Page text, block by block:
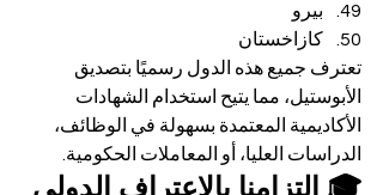
بيرو
كازاخستان
تعترف جميع هذه الدول رسميًا بتصديق
الأبوستيل، مما يتيح استخدام الشهادات
الأكاديمية المعتمدة بسهولة في الوظائف،
الدراسات العليا، أو المعاملات الحكومية.